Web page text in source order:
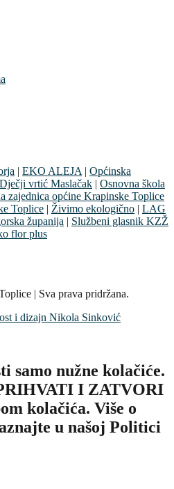
| EKO ALEJA | Općinska
Dječji vrtić Maslačak | Osnovna škola
zajednica općine Krapinske Toplice
Toplice | Živimo ekologično | LAG
županija | Službeni glasnik KZŽ
flor plus
| Sva prava pridržana.
i dizajn Nikola Sinković
samo nužne kolačiće.
I ZATVORI
kolačića. Više o
u našoj Politici